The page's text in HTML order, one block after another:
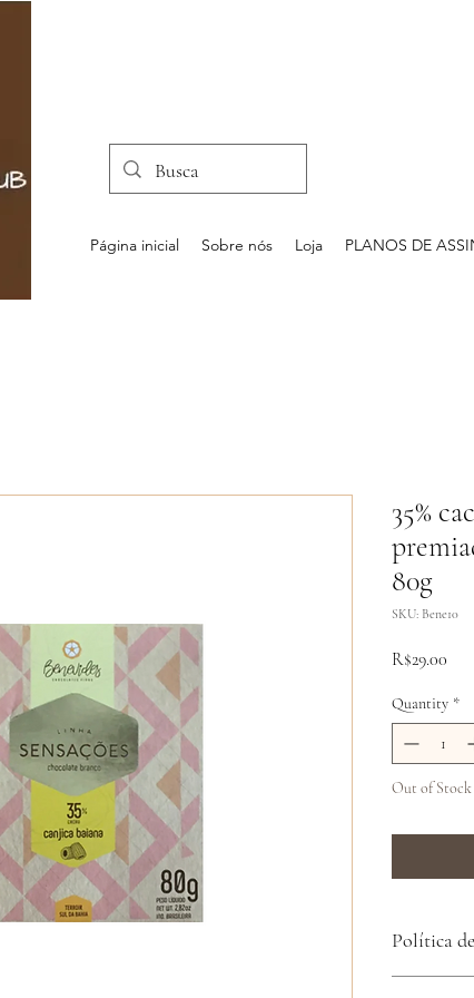
Página inicial Sobre nós Loja PLANOS DE
35%
80g
SKU: Bene10
R$29.00
Quantity *
Out of Stock
Política